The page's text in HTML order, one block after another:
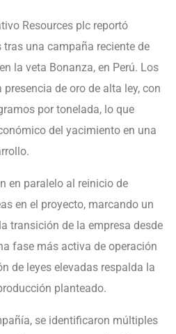
Resources plc reportó
una campaña reciente de
la veta Bonanza, en Perú. Los
de oro de alta ley, con
por tonelada, lo que
del yacimiento en una
en paralelo al reinicio de
en el proyecto, marcando un
transición de la empresa desde
fase más activa de operación
de leyes elevadas respalda la
planteado.
se identificaron múltiples